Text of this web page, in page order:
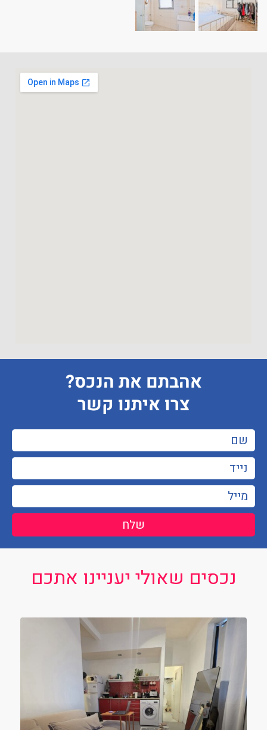
אהבתם את הנכס?
צרו איתנו קשר
שלח
נכסים שאולי יעניינו אתכם